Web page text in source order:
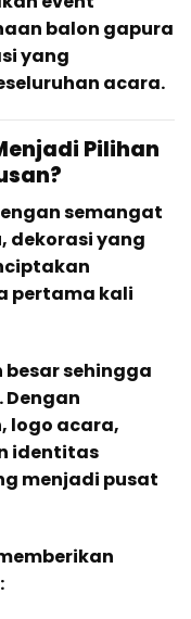
balon gapura
yang
acara.
Pilihan
semangat
dekorasi yang
pertama kali
sehingga
logo acara,
identitas
menjadi pusat